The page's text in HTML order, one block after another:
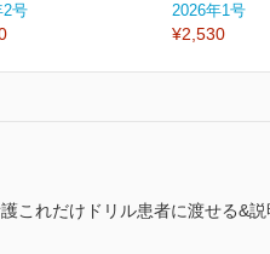
2号
2026年1号
¥2,530
これだけドリル患者に渡せる&